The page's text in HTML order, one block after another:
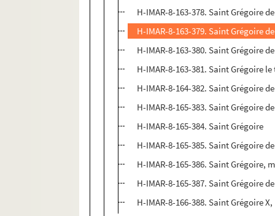
H-IMAR-8-163-378. Saint Grégoire
H-IMAR-8-163-379. Saint Grégoire
H-IMAR-8-163-380. Saint Grégoire
H-IMAR-8-163-381. Saint Grégoire
H-IMAR-8-164-382. Saint Grégoire
H-IMAR-8-165-383. Saint Grégoire
H-IMAR-8-165-384. Saint Grégoire
H-IMAR-8-165-385. Saint Grégoire
H-IMAR-8-165-386. Saint Grégoire,
H-IMAR-8-165-387. Saint Grégoire
H-IMAR-8-166-388. Saint Grégoire